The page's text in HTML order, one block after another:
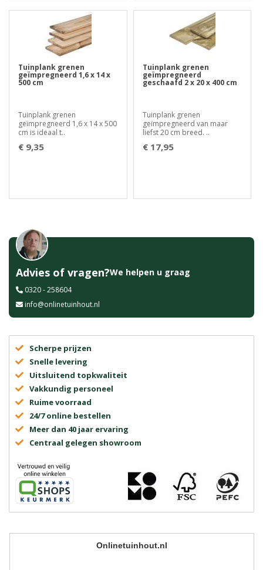
Tuinplank grenen
geïmpregneerd 1,6 x 14 x
500 cm
Tuinplank grenen
geïmpregneerd 1,6 x 14 x 500
cm is ideaal t..
€ 9,35
Tuinplank grenen
geïmpregneerd
geschaafd 2 x 20 x 400 cm
Tuinplank grenen
geïmpregneerd van maar
liefst 20 cm breed. ..
€ 17,95
Advies of vragen?We helpen u graag
0320 - 258604
info@onlinetuinhout.nl
Scherpe prijzen
Snelle levering
Uitsluitend topkwaliteit
Vakkundig personeel
Ruime voorraad
24/7 online bestellen
Meer dan 40 jaar ervaring
Centraal gelegen showroom
Onlinetuinhout.nl